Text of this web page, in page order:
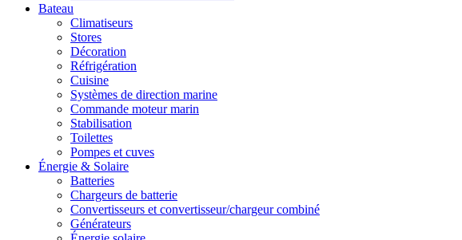
Bateau
Climatiseurs
Stores
Décoration
Réfrigération
Cuisine
Systèmes de direction marine
Commande moteur marin
Stabilisation
Toilettes
Pompes et cuves
Énergie & Solaire
Batteries
Chargeurs de batterie
Convertisseurs et convertisseur/chargeur combiné
Générateurs